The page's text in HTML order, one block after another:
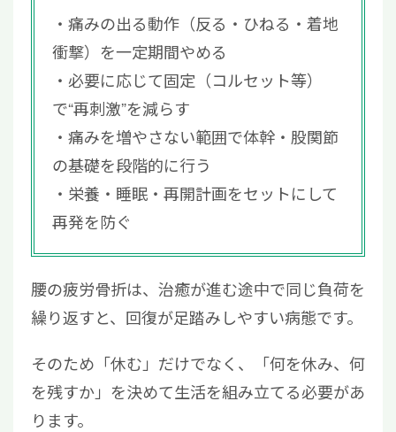
再生医療という選択肢
まとめ｜腰の疲労骨折は焦らず再発予防を行
うことが重要
痛みの出る動作（反る・ひねる・着地
衝撃）を一定期間やめる
必要に応じて固定（コルセット等）
で“再刺激”を減らす
痛みを増やさない範囲で体幹・股関節
の基礎を段階的に行う
栄養・睡眠・再開計画をセットにして
再発を防ぐ
腰の疲労骨折は、治癒が進む途中で同じ負荷を
繰り返すと、回復が足踏みしやすい病態です。
そのため「休む」だけでなく、「何を休み、何
を残すか」を決めて生活を組み立てる必要があ
ります。